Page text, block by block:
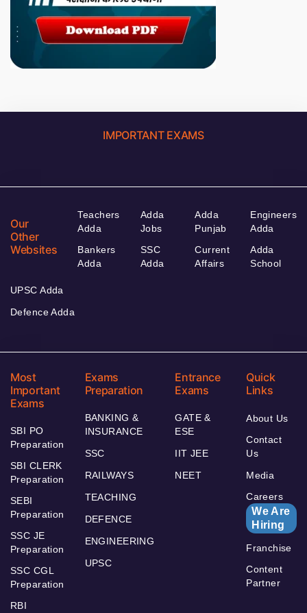
IMPORTANT EXAMS
Our
Other
Websites
Teachers
Adda
Bankers
Adda
Adda
Jobs
SSC
Adda
Adda
Punjab
Current
Affairs
Engineers
Adda
Adda
School
UPSC Adda
Defence Adda
Most
Important
Exams
SBI PO
Preparation
SBI CLERK
Preparation
SEBI
Preparation
SSC JE
Preparation
SSC CGL
Preparation
RBI
Exams
Preparation
BANKING &
INSURANCE
SSC
RAILWAYS
TEACHING
DEFENCE
ENGINEERING
UPSC
Entrance
Exams
GATE &
ESE
IIT JEE
NEET
Quick
Links
About Us
Contact
Us
Media
Careers
We Are
Hiring
Franchise
Content
Partner